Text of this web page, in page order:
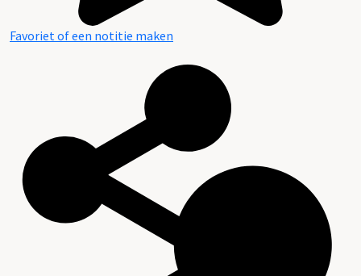
Favoriet of een notitie maken